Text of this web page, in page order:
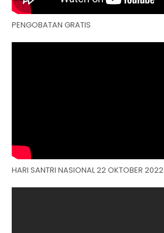
PENGOBATAN GRATIS
HARI SANTRI NASIONAL 22 OKTOBER 2022